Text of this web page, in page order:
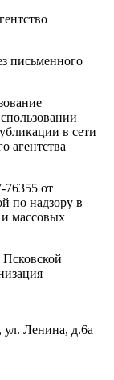
письменного
в сети
агентства
от
по надзору в
массовых
Псковской
ул. Ленина, д.6а